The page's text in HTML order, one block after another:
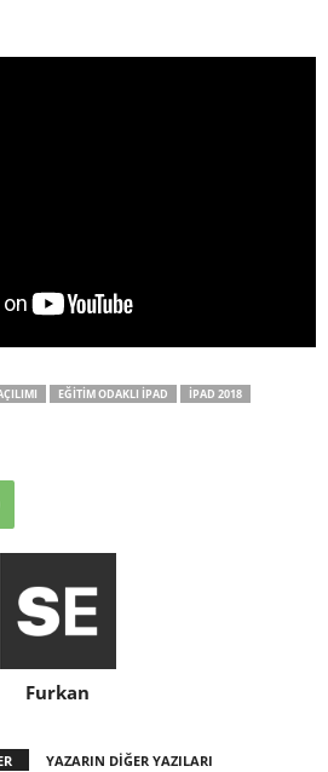
EĞITIM ODAKLI IPAD
IPAD 2018
Furkan
YAZARIN DİĞER YAZILARI